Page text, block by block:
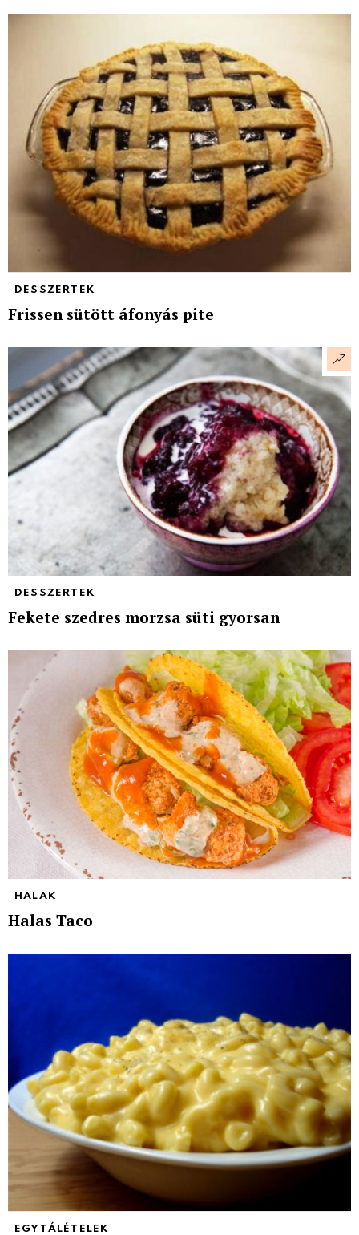
DESSZERTEK
Frissen sütött áfonyás pite
DESSZERTEK
Fekete szedres morzsa süti gyorsan
HALAK
Halas Taco
EGYTÁLÉTELEK